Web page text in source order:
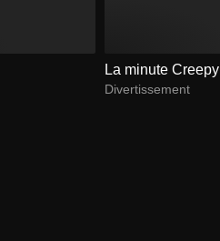
La minute Creepy
Divertissement